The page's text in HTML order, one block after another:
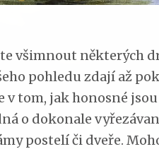
všimnout některých
pohledu zdají až
v tom, jak honosné jsou
o dokonale
postelí či dveře.